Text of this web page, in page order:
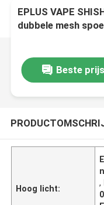
EPLUS VAPE
dubbele mesh
Beste prijs
Hoog licht:
,